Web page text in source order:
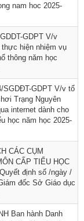
nam hoc 2025-
GDPT V/v
hiện nhiệm vụ
thông năm học
SGDĐT-GDPT V/v tổ
Trạng Nguyên
internet dành cho
học năm học 2025-
CÁC CỤM
CẤP TIỂU HỌC
định số /ngày /
đốc Sở Giáo dục
Ban hành Danh